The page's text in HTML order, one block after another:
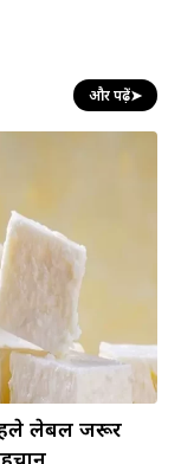
और पढ़ें➤
लेबल जरूर